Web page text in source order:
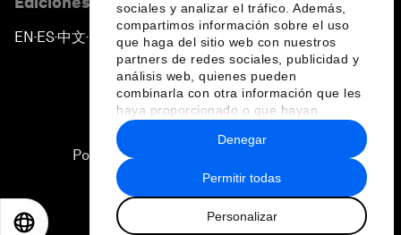
sociales y analizar el tráfico. Además,
compartimos información sobre el uso
que haga del sitio web con nuestros
partners de redes sociales, publicidad y
análisis web, quienes pueden
combinarla con otra información que les
haya proporcionado o que hayan
recopilado a partir del uso que haya
hecho de sus servicios.
Permitir todas
Personalizar
Denegar
EN ▪ES▪中文▪ 日本語
Política de privacidad y normas de uso
Sitemap
2026 Foro Económico Mundial